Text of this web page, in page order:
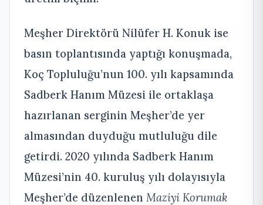
Meşher Direktörü Nilüfer H. Konuk ise
basın toplantısında yaptığı konuşmada,
Koç Topluluğu’nun 100. yılı kapsamında
Sadberk Hanım Müzesi ile ortaklaşa
hazırlanan serginin Meşher’de yer
almasından duyduğu mutluluğu dile
getirdi. 2020 yılında Sadberk Hanım
Müzesi’nin 40. kuruluş yılı dolayısıyla
Meşher’de düzenlenen Maziyi Korumak